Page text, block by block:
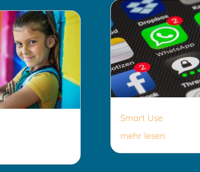
Smart Use
mehr lesen